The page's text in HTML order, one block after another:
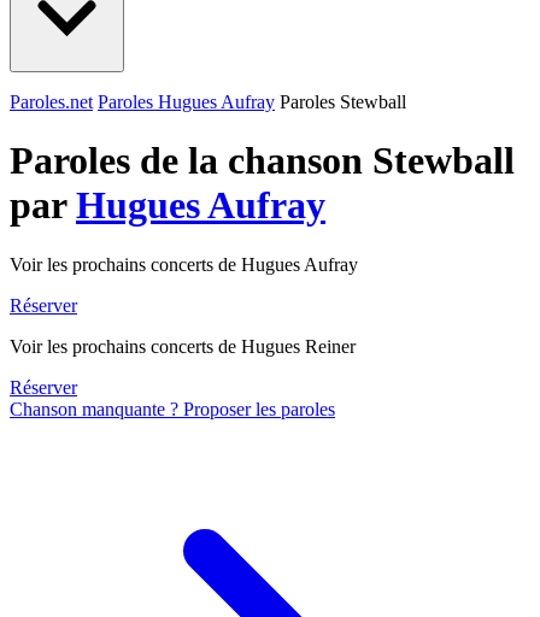
Paroles.net Paroles Hugues Aufray Paroles Stewball
Paroles de la chanson Stewball
parHugues Aufray
Voir les prochains concerts de Hugues Aufray
Réserver
Voir les prochains concerts de Hugues Reiner
Réserver
Chanson manquante ? Proposer les paroles